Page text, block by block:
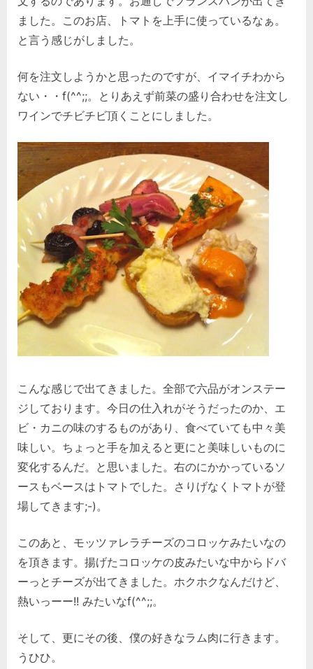
ました。このお店、トマトを上手に使っているなぁ。
と言う感じがしました。
何を注文しようかと思ったのですが、イマイチわから
ない・・f(^^;;。とりあえず前菜の盛り合わせを注文し
ワインでチビチビ頂くことにしました。
こんな感じで出てきました。全部で六品がオンステー
ジしております。今日の仕入れがそうだったのか、エ
ビ・カニの味のするものがあり、食べていても中々美
味しい。ちょっと手を加えると更にと美味しいものに
変化するんだ。と思いました。右のにかかっているソ
ースもベースはトマトでした。さりげなくトマトが登
場してきます;-)。
このあと、モッツァレラチーズのコロッケみたいなの
を頂きます。揚げたコロッケの皮みたいな中からドバ
ーっとチーズが出てきました。ホクホクなんだけど、
熱いっーー!! みたいなf(^^;;。
そして、更にその後、僕の好きなラム肉に行きます。
うひひ。